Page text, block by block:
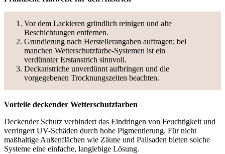
Vor dem Lackieren gründlich reinigen und alte
Beschichtungen entfernen.
Grundierung nach Herstellerangaben auftragen; bei
manchen Wetterschutzfarbe-Systemen ist ein
verdünnter Erstanstrich sinnvoll.
Deckanstriche unverdünnt aufbringen und die
vorgegebenen Trocknungszeiten beachten.
Vorteile deckender Wetterschutzfarben
Deckender Schutz verhindert das Eindringen von Feuchtigkeit und
verringert UV-Schäden durch hohe Pigmentierung. Für nicht
maßhaltige Außenflächen wie Zäune und Palisaden bieten solche
Systeme eine einfache, langlebige Lösung.